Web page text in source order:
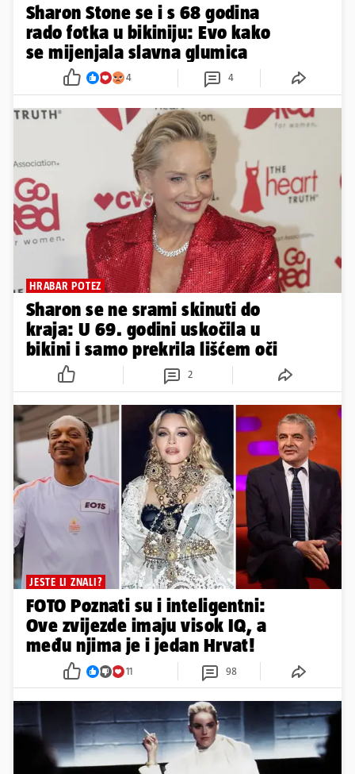
Sharon Stone se i s 68 godina
rado fotka u bikiniju: Evo kako
se mijenjala slavna glumica
4 4
HRABAR POTEZ
Sharon se ne srami skinuti do
kraja: U 69. godini uskočila u
bikini i samo prekrila lišćem oči
2
JESTE LI ZNALI?
FOTO Poznati su i inteligentni:
Ove zvijezde imaju visok IQ, a
među njima je i jedan Hrvat!
11 98